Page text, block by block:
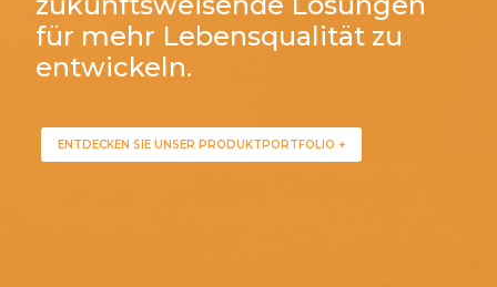
für mehr Lebensqualität zu
entwickeln.
ENTDECKEN SIE UNSER PRODUKTPORTFOLIO +